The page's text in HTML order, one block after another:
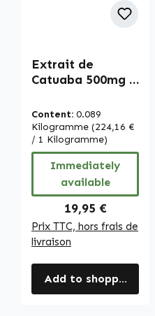
Extrait de
Catuaba 500mg -
haute
concentration &
vegan | Warnke
Vitalstoffe
Content: 0.089
Kilogramme (224,16 €
/ 1 Kilogramme)
Immediately
available
Regular price:
19,95 €
Prix TTC, hors frais de
livraison
Add to shopping cart